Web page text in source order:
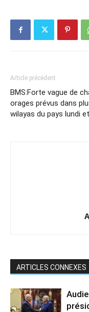
Article précédent
BMS:Forte vague de
orages prévus dans
wilayas du pays lundi
ARTICLES CONNEXES